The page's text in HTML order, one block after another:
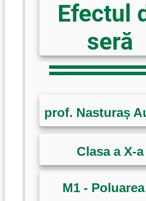
Efectul
seră
prof. Nasturaș
Clasa a X-a
M1 -